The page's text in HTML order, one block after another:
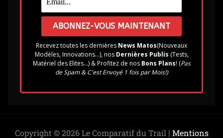
Recevez toutes les dernières News Matos(Nouveaux
Modèles, Innovations...), nosDernières Publis (Tests,
Matériel des Elites...) & Profitez de nosBons Plans! (Pas
de Spam & C'est Envoyé 1 fois par Mois!)
Copyright © 2026 Le Comparatif du Trail | Mentions